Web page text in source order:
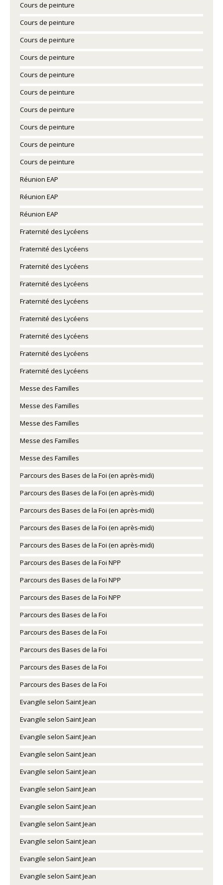
Cours de peinture
Cours de peinture
Cours de peinture
Cours de peinture
Cours de peinture
Cours de peinture
Cours de peinture
Cours de peinture
Cours de peinture
Cours de peinture
Réunion EAP
Réunion EAP
Réunion EAP
Fraternité des Lycéens
Fraternité des Lycéens
Fraternité des Lycéens
Fraternité des Lycéens
Fraternité des Lycéens
Fraternité des Lycéens
Fraternité des Lycéens
Fraternité des Lycéens
Fraternité des Lycéens
Messe des Familles
Messe des Familles
Messe des Familles
Messe des Familles
Messe des Familles
Parcours des Bases de la Foi (en après-midi)
Parcours des Bases de la Foi (en après-midi)
Parcours des Bases de la Foi (en après-midi)
Parcours des Bases de la Foi (en après-midi)
Parcours des Bases de la Foi (en après-midi)
Parcours des Bases de la Foi NPP
Parcours des Bases de la Foi NPP
Parcours des Bases de la Foi NPP
Parcours des Bases de la Foi
Parcours des Bases de la Foi
Parcours des Bases de la Foi
Parcours des Bases de la Foi
Parcours des Bases de la Foi
Evangile selon Saint Jean
Evangile selon Saint Jean
Evangile selon Saint Jean
Evangile selon Saint Jean
Evangile selon Saint Jean
Evangile selon Saint Jean
Evangile selon Saint Jean
Evangile selon Saint Jean
Evangile selon Saint Jean
Evangile selon Saint Jean
Evangile selon Saint Jean